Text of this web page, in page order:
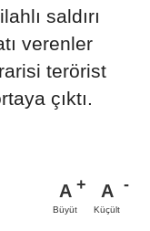
saldırı
verenler
terörist
çıktı.
A
Büyüt
A
Küçült